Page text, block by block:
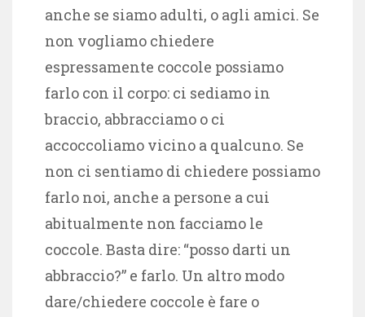
anche se siamo adulti, o agli amici. Se
non vogliamo chiedere
espressamente coccole possiamo
farlo con il corpo: ci sediamo in
braccio, abbracciamo o ci
accoccoliamo vicino a qualcuno. Se
non ci sentiamo di chiedere possiamo
farlo noi, anche a persone a cui
abitualmente non facciamo le
coccole. Basta dire: “posso darti un
abbraccio?” e farlo. Un altro modo
dare/chiedere coccole è fare o